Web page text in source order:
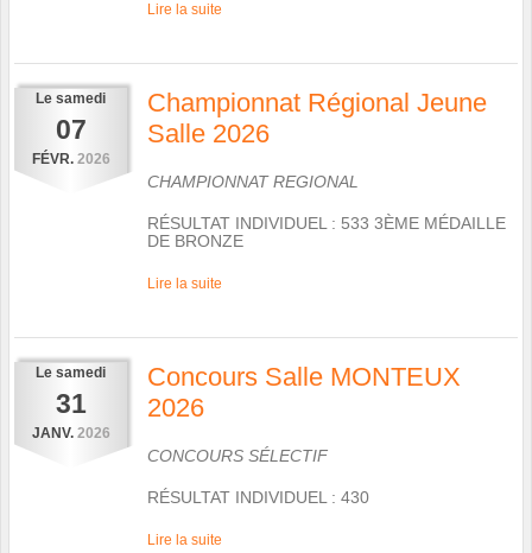
Lire la suite
Le samedi
07
FÉVR. 2026
Championnat Régional Jeune
Salle 2026
CHAMPIONNAT REGIONAL
RÉSULTAT INDIVIDUEL : 533 3ÈME MÉDAILLE
DE BRONZE
Lire la suite
Le samedi
31
JANV. 2026
Concours Salle MONTEUX
2026
CONCOURS SÉLECTIF
RÉSULTAT INDIVIDUEL : 430
Lire la suite